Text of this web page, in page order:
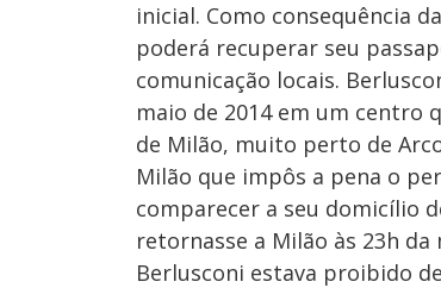
inicial. Como consequência
poderá recuperar seu
comunicação locais.
maio de 2014 em um centro
de Milão, muito perto de
Milão que impôs a pena o
comparecer a seu domicílio
retornasse a Milão às 23h
Berlusconi estava proibido